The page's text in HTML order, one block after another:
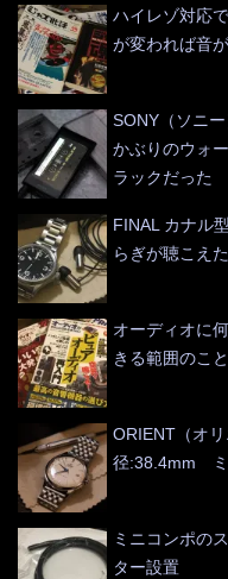
ハイレゾ対応
が変われば音
SONY（ソニ
かぶりのウォ
ラックだった
FINAL カナル
らぎが聴こえた
オーディオに
きる範囲のこ
ORIENT（オ
径:38.4mm ミ
ミニコンポの
ター設置